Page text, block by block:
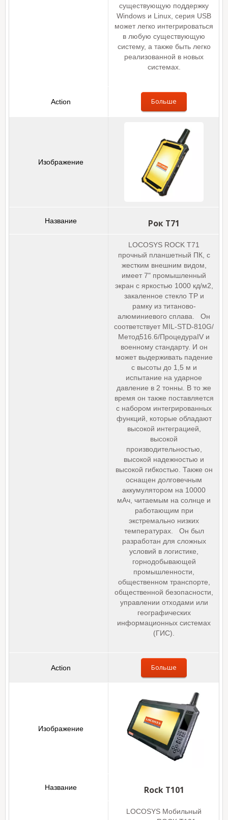
существующую поддержку
Windows и Linux, серия USB
может легко интегрироваться
в любую существующую
систему, а также быть легко
реализованной в новых
системах.
Больше
Рок Т71
LOCOSYS ROCK T71
прочный планшетный ПК, с
жестким внешним видом,
имеет 7" промышленный
экран с яркостью 1000 кд/м2,
закаленное стекло TP и
рамку из титаново-
алюминиевого сплава. Он
соответствует MIL-STD-810G/
Метод516.6/ПроцедураIV и
военному стандарту. И он
может выдерживать падение
с высоты до 1,5 м и
испытание на ударное
давление в 2 тонны. В то же
время он также поставляется
с набором интегрированных
функций, которые обладают
высокой интеграцией,
высокой
производительностью,
высокой надежностью и
высокой гибкостью. Также он
оснащен долговечным
аккумулятором на 10000
мАч, читаемым на солнце и
работающим при
экстремально низких
температурах. Он был
разработан для сложных
условий в логистике,
горнодобывающей
промышленности,
общественном транспорте,
общественной безопасности,
управлении отходами или
географических
информационных системах
(ГИС).
Больше
Rock T101
LOCOSYS Мобильный